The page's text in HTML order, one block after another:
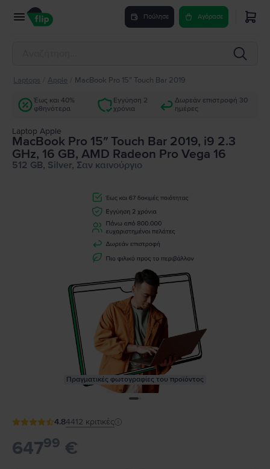
Πούλησε Αγόρασε
Laptops Apple MacBook Pro 15″ Touch Bar 2019
Έως και 40%
φθηνότερα
Εγγύηση 2
χρόνια
Δωρεάν επιστροφή 30
ημέρες
Laptop Apple
MacBook Pro 15″ Touch Bar 2019, i9 2.3
GHz, 16 GB, AMD Radeon Pro Vega 16
512 GB, Silver, Σαν καινούργιο
Πραγματικές φωτογραφίες του προϊόντος
4.84412 κριτικές
64799 €